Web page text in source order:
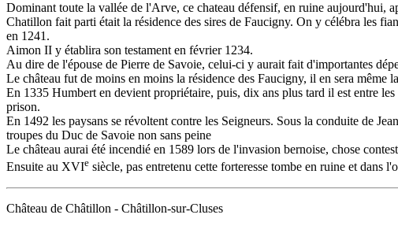
Dominant toute la vallée de l'Arve, ce chateau défensif, en ruine aujourd'hui,
Chatillon fait parti était la résidence des sires de Faucigny. On y célébra les
en 1241.
Aimon II y établira son testament en février 1234.
Au dire de l'épouse de Pierre de Savoie, celui-ci y aurait fait d'importantes
Le château fut de moins en moins la résidence des Faucigny, il en sera même
En 1335 Humbert en devient propriétaire, puis, dix ans plus tard il est entre
prison.
En 1492 les paysans se révoltent contre les Seigneurs. Sous la conduite de
troupes du Duc de Savoie non sans peine
Le château aurai été incendié en 1589 lors de l'invasion bernoise, chose
Ensuite au XVIe siècle, pas entretenu cette forteresse tombe en ruine et dans
Château de Châtillon - Châtillon-sur-Cluses